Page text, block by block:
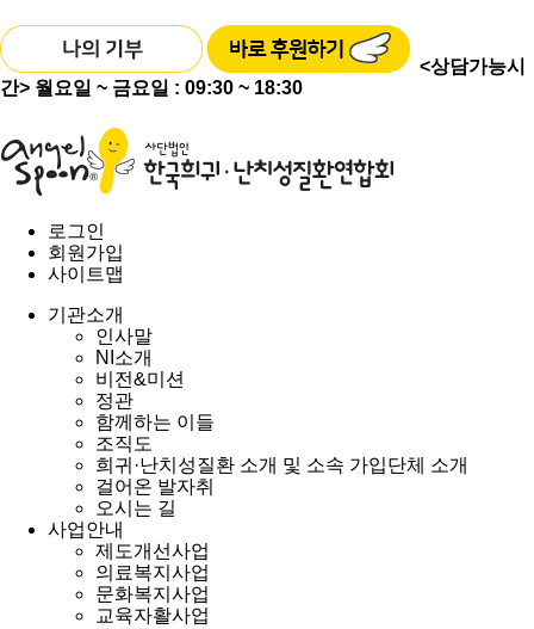
<상담가능시
간> 월요일 ~ 금요일 : 09:30 ~ 18:30
로그인
회원가입
사이트맵
기관소개
인사말
NI소개
비전&미션
정관
함께하는 이들
조직도
희귀·난치성질환 소개 및 소속 가입단체 소개
걸어온 발자취
오시는 길
사업안내
제도개선사업
의료복지사업
문화복지사업
교육자활사업